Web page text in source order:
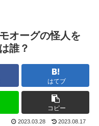
オーグの怪人を
誰？
はてブ
コピー
2023.03.28 2023.08.17